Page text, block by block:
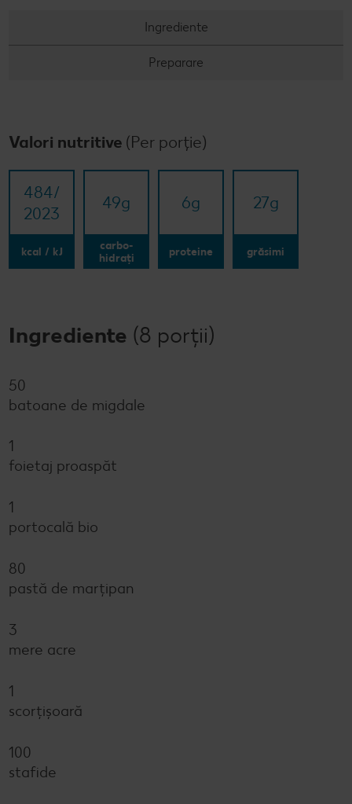
Ingrediente
Preparare
Valori nutritive (Per porție)
484/​
2023
kcal / kJ
49g
carbo-
hidrați
6g
proteine
27g
grăsimi
Ingrediente (8 porții)
50
batoane de migdale
1
foietaj proaspăt
1
portocală bio
80
pastă de marțipan
3
mere acre
1
scorțişoară
100
stafide